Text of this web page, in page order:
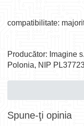
compatibilitate:
Producător: Imagine
Polonia, NIP
Spune-ţi opinia